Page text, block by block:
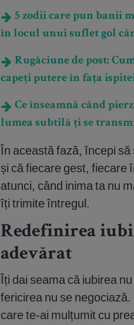
5 zodii care pun banii
în locul unui suflet gol
Rugăciune de post:
capeți putere în fața
Ce înseamnă când
lumea subtilă ți se
În această fază, începi
și că fiecare gest, fiecare
atunci, când inima ta nu
îți trimite întregul.
Redefinirea
adevărat
Îți dai seama că iubirea
fericirea nu se
care te-ai mulțumit cu